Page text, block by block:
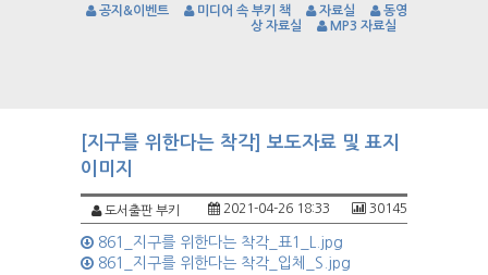
공지&이벤트 미디어 속 부키 책 자료실
동영
상 자료실
MP3 자료실
[지구를 위한다는 착각] 보도자료 및 표지
이미지
도서출판 부키 30145
2021-04-26 18:33
861_지구를 위한다는 착각_표1_L.jpg
861_지구를 위한다는 착각_입체_S.jpg